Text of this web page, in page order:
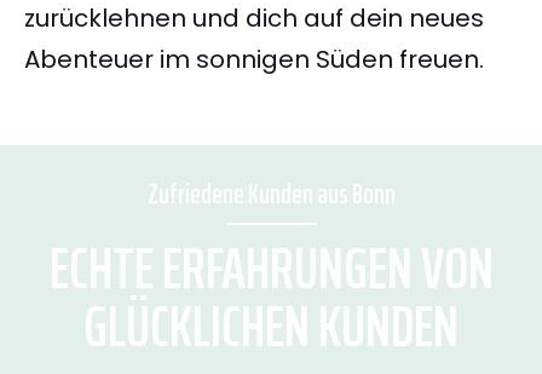
zurücklehnen und dich auf dein neues
Abenteuer im sonnigen Süden freuen.
Zufriedene Kunden aus Bonn
ECHTE ERFAHRUNGEN VON
GLÜCKLICHEN KUNDEN